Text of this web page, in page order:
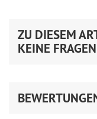
ZU DIESEM
KEINE FRAGEN